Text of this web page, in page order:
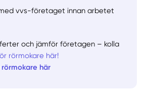
vvs-företaget innan arbetet
och jämför företagen – kolla
rörmokare här!
här